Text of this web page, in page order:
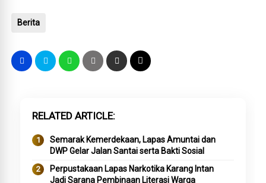
Berita
RELATED ARTICLE
Semarak Kemerdekaan, Lapas Amuntai dan
DWP Gelar Jalan Santai serta Bakti Sosial
Perpustakaan Lapas Narkotika Karang Intan
Jadi Sarana Pembinaan Literasi Warga